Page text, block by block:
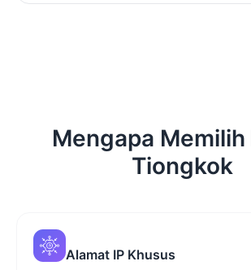
Mengapa Memilih
Tiongkok
Alamat IP Khusus